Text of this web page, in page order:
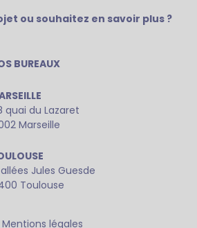
ou souhaitez en savoir plus ?
BUREAUX
quai du Lazaret
Marseille
allées Jules Guesde
Toulouse
Mentions légales